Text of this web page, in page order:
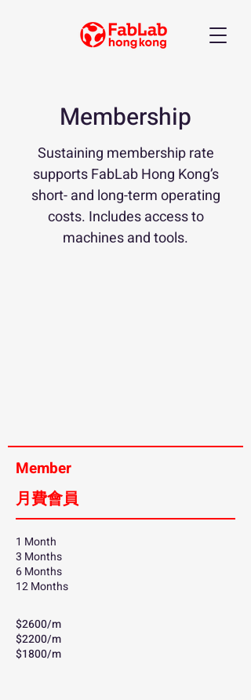
Membership
Sustaining membership rate
supports FabLab Hong Kong’s
short- and long-term operating
costs. Includes access to
machines and tools.
Member
月費會員
1 Month
3 Months
6 Months
12 Months
$2600/m
$2200/m
$1800/m